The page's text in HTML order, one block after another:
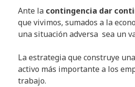
Ante la contingencia dar
que vivimos, sumados a la
una situación adversa sea un
La estrategia que construye
activo más importante a los
trabajo.